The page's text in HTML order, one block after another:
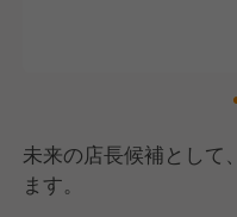
未来の店長候補として
ます。